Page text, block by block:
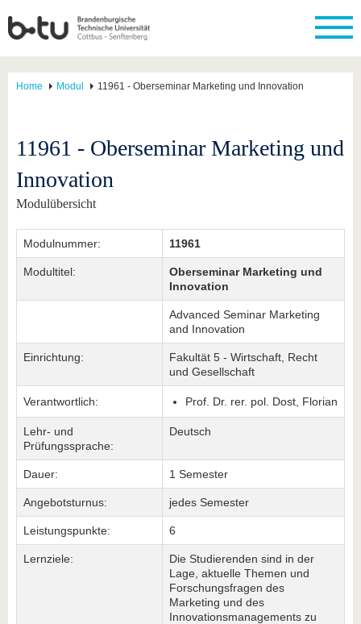
Home Modul 11961 - Oberseminar Marketing und Innovation
11961 - Oberseminar Marketing und
Innovation
Modulübersicht
Modulnummer: 11961
Modultitel:
Oberseminar Marketing und
Innovation
Advanced Seminar Marketing
and Innovation
Einrichtung:
Fakultät 5 - Wirtschaft, Recht
und Gesellschaft
Verantwortlich: Prof. Dr. rer. pol. Dost, Florian
Lehr- und
Prüfungssprache:
Deutsch
Dauer: 1 Semester
Angebotsturnus: jedes Semester
Leistungspunkte: 6
Lernziele:
Die Studierenden sind in der
Lage, aktuelle Themen und
Forschungsfragen des
Marketing und des
Innovationsmanagements zu